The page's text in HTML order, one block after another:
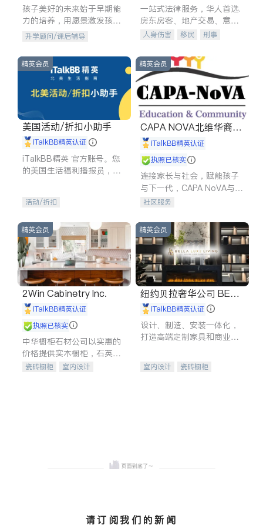
孩子美好的未来始于早期能
力的培养，用愿景激发孩子
的学习潜力和动力。理念：
拥有成长型心态是成功的基
石。
升学顾问/课后辅导
一站式法律服务，华人首选.
房东房客、地产交易、意外
伤害、车祸重伤、商业诉
建筑合同、刑事案件全包办
人身伤害 移民
刑事
信托/遗嘱
商业
索赔
律师-其它 保释
精英会员
美国活动/折扣小助手
iTalkBB精英认证
iTalkBB精英 官方账号。您
的美国生活福利播报员，精
专属福利。
活动/折扣
精英会员
CAPA NOVA北维华裔家
长会iTalkBB精英认证
执照已核实
连接家长与社会，赋能孩子
与下一代，CAPA NoVA与您
携手建设包容、公平、充满
社区服务
精英会员
2Win Cabinetry Inc.
iTalkBB精英认证
执照已核实
中华橱柜石材公司以实惠的
价格提供实木橱柜，石英石
台面，多种优质不锈钢水
瓷砖橱柜
室内设计
精英会员
纽约贝拉奢华公司 BELL
A LUXE
iTalkBB精英认证
设计、制造、安装一体化，
打造高端定制家具和商业空
室内设计
瓷砖橱柜
请订阅我们的新闻